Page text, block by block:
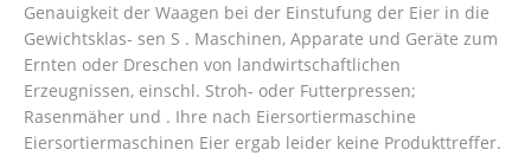
Genauigkeit der Waagen bei der Einstufung der Eier in die
Gewichtsklas- sen S . Maschinen, Apparate und Geräte zum
Ernten oder Dreschen von landwirtschaftlichen
Erzeugnissen, einschl. Stroh- oder Futterpressen;
Rasenmäher und . Ihre nach Eiersortiermaschine
Eiersortiermaschinen Eier ergab leider keine Produkttreffer.